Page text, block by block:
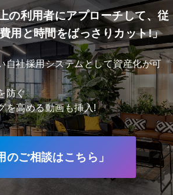
の利用者にアプローチして、従
用と時間をばっさりカット!」
自社採用システムとして資産化が可
防ぐ
を高める動画も挿入!
のご相談はこちら」